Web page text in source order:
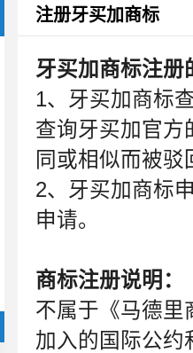
注册牙买加商标
牙买加商标注册
1、牙买加商标
查询牙买加官方
同或相似而被驳
2、牙买加商标
申请。
商标注册说明：
不属于《马德里
加入的国际公约